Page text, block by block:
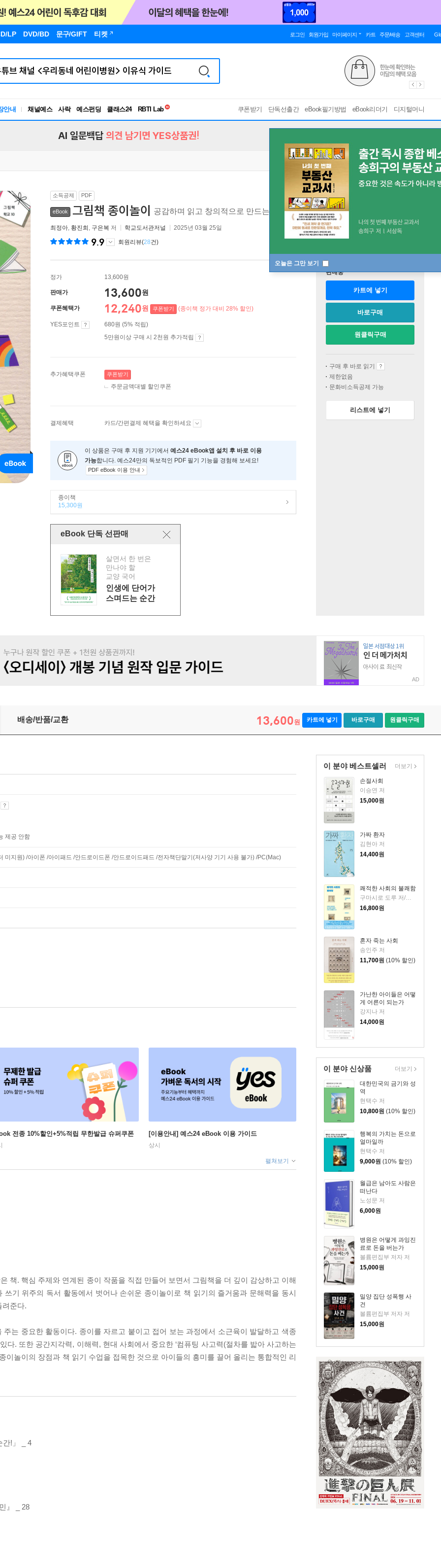
LP DVD/BD 문구/GIFT 티켓 로그인 회원가입 마이페이지 카트 주문/배송 고객센터
안내 채널예스 사락 예스펀딩 클래스24
독서유형검사
RBTI Lab
쿠폰받기 단독선출간 eBook필기방법 eBook리더기 디지털머니
오늘은 그만 보기
AI 일문백답 의견 남기면 YES상품권!
소득공제 PDF
eBook 그림책 종이놀이 공감하며 읽고 창의적으로 만드는 [ 스마트한 PDF 필기 기능을 사용해 보세요! ]
최정아, 황진희 , 구은복 저 학교도서관저널 2025년 03월 25일
9.9 회원리뷰(28건)
정가 13,600원
판매가 13,600원
쿠폰혜택가 12,240원 쿠폰받기 (종이책 정가 대비 28% 할인)
YES포인트
680원 (5% 적립)
5만원이상 구매 시 2천원 추가적립
추가혜택쿠폰 쿠폰받기
주문금액대별 할인쿠폰
결제혜택 카드/간편결제 혜택을 확인하세요
이 상품은 구매 후 지원 기기에서 예스24 eBook앱 설치 후 바로 이용
가능합니다. 예스24만의 독보적인 PDF 필기 기능을 경험해 보세요!
PDF eBook 이용 안내
종이책
15,300원
eBook 단독 선판매
살면서 한 번은
만나야 할
교양 국어
인생에 단어가
스며드는 순간
판매중
카트에 넣기
바로구매
원클릭구매
구매 후 바로 읽기
제한없음
문화비소득공제 가능
리스트에 넣기
AD
배송/반품/교환 13,600원 카트에 넣기 바로구매 원클릭구매
이 분야 베스트셀러
손절사회
이승연 저
15,000원
가짜 환자
김현아 저
14,400원
쾌적한 사회의 불쾌함
구마시로 도루 저/이정미 역
16,800원
혼자 죽는 사회
송인주 저
11,700원 (10% 할인)
가난한 아이들은 어떻
게 어른이 되는가
강지나 저
14,000원
더보기
이 분야 신상품
대한민국의 금기와 성
역
현택수 저
10,800원 (10% 할인)
행복의 가치는 돈으로
얼마일까
현택수 저
9,000원 (10% 할인)
월급은 남아도 사람은
떠난다
노성문 저
6,000원
병원은 어떻게 과잉진
료로 돈을 버는가
볼륨편집부 저자 저
15,000원
밀양 집단 성폭행 사
건
볼륨편집부 저자 저
15,000원
더보기
제공 안함
미지원) /아이폰 /아이패드 /안드로이드폰 /안드로이드패드 /전자책단말기(저사양 기기 사용 불가) /PC(Mac)
전종 10%할인+5%적립 무한발급 슈퍼쿠폰 [이용안내] 예스24 eBook 이용 가이드
상시
펼쳐보기
책. 핵심 주제와 연계된 종이 작품을 직접 만들어 보면서 그림책을 더 깊이 감상하고 이해
기 위주의 독서 활동에서 벗어나 손쉬운 종이놀이로 책 읽기의 즐거움과 문해력을 동시
려준다.
는 중요한 활동이다. 종이를 자르고 붙이고 접어 보는 과정에서 소근육이 발달하고 색종
다. 또한 공간지각력, 이해력, 현대 사회에서 중요한 ‘컴퓨팅 사고력(절차를 밟아 사고하는
이놀이의 장점과 책 읽기 수업을 접목한 것으로 아이들의 흥미를 끌어 올리는 통합적인 리
간!」 _ 4
』 _ 28